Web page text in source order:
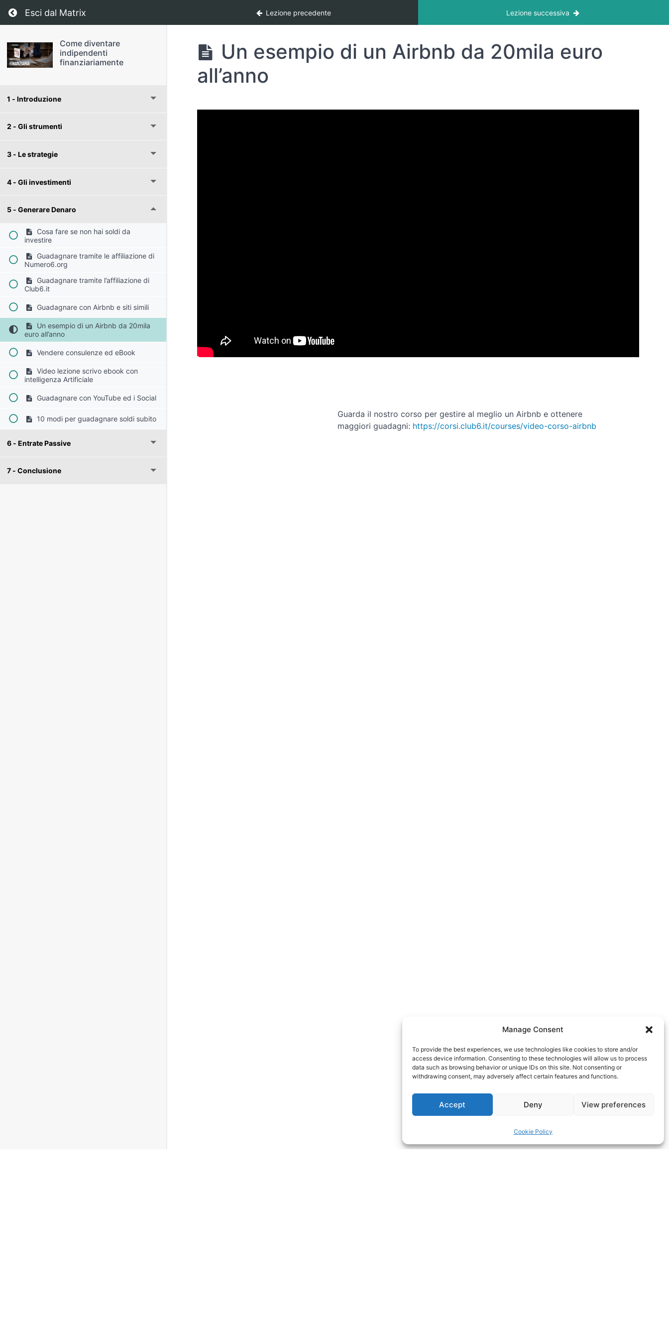
Manage Consent
To provide the best experiences, we use technologies like cookies to store and/or
access device information. Consenting to these technologies will allow us to process
data such as browsing behavior or unique IDs on this site. Not consenting or
withdrawing consent, may adversely affect certain features and functions.
Accept Deny View preferences
Cookie Policy
Return to corso: Come diventare indipendenti finanziariamente
Esci dal Matrix Lezione precedente Lezione successiva
Come diventare
indipendenti
finanziariamente
1 - Introduzione
2 - Gli strumenti
3 - Le strategie
4 - Gli investimenti
5 - Generare Denaro
Cosa fare se non hai soldi da
investire
Guadagnare tramite le affiliazione di
Numero6.org
Guadagnare tramite l’affiliazione di
Club6.it
Guadagnare con Airbnb e siti simili
Un esempio di un Airbnb da 20mila
euro all’anno
Vendere consulenze ed eBook
Video lezione scrivo ebook con
intelligenza Artificiale
Guadagnare con YouTube ed i Social
10 modi per guadagnare soldi subito
6 - Entrate Passive
7 - Conclusione
Un esempio di un Airbnb da 20mila euro
all’anno
Guarda il nostro corso per gestire al meglio un Airbnb e ottenere
maggiori guadagni: https://corsi.club6.it/courses/video-corso-airbnb